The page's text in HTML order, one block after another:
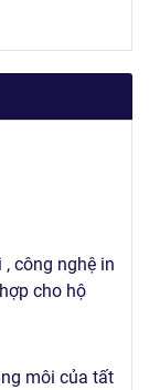
công nghệ in
cho hộ
môi của tất